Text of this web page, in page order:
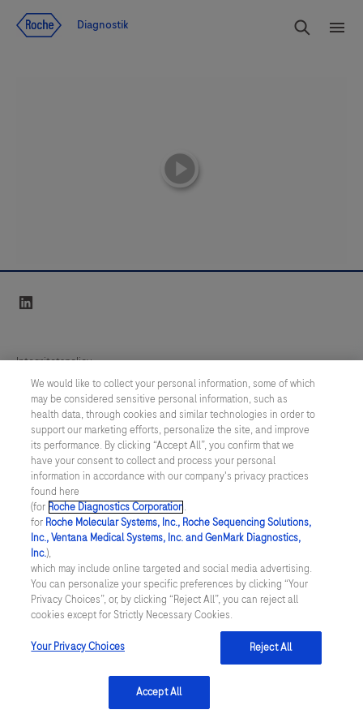
Diagnostik
playicon
Integritetspolicy
Inställningar för cookies
Kontakt
SWEDEN/Svenska
© 2026 Roche Diagnostics Sverige (Roche Diagnostics Scandinavia AB)
Senast uppdaterad: 07.08.2026
Den här webbplatsen är riktad till en bred målgrupp. Det kan
därför förekomma produktinformation eller annan information som
inte är tillämplig för dig eller landet du är verksam i. Observera att
vi inte är ansvariga för eventuell användning av information som
inte uppfyller lagkrav eller regler om godkännande eller
We would like to collect your personal information, some of which
may be considered sensitive personal information, such as
health data, through cookies and similar technologies in order to
support our marketing efforts, personalize the site, and improve
its performance. By clicking “Accept All”, you confirm that we
have your consent to collect and process your personal
information in accordance with our company's privacy practices
found here
(for Roche Diagnostics Corporation.
for Roche Molecular Systems, Inc., Roche Sequencing Solutions,
Inc., Ventana Medical Systems, Inc. and GenMark Diagnostics,
Inc.),
which may include online targeted and social media advertising.
You can personalize your specific preferences by clicking “Your
Privacy Choices”, or, by clicking “Reject All”, you can reject all
cookies except for Strictly Necessary Cookies.
Your Privacy Choices Reject All
Accept All